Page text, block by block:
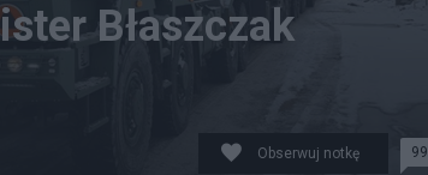
Błaszczak
Obserwuj notkę 99